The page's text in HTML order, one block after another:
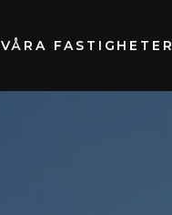
VÅRA FASTIGHETER